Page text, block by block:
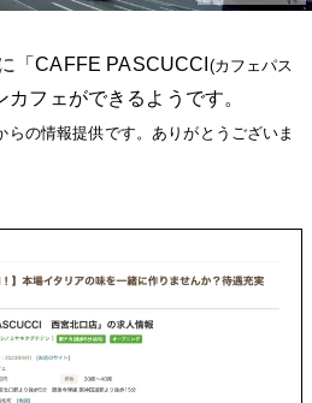
「CAFFE PASCUCCI(カフェパス
フェができるようです。
の情報提供です。ありがとうございま